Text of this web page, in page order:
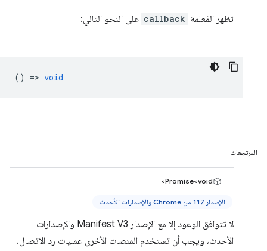
تظهر المَعلمة callback على النحو التالي:
() => void
المرتجعات
Promise<void>
الإصدار 117 من Chrome والإصدارات الأحدث
لا تتوافق الوعود إلا مع الإصدار Manifest V3 والإصدارات
الأحدث، ويجب أن تستخدم المنصات الأخرى عمليات رد الاتصال.